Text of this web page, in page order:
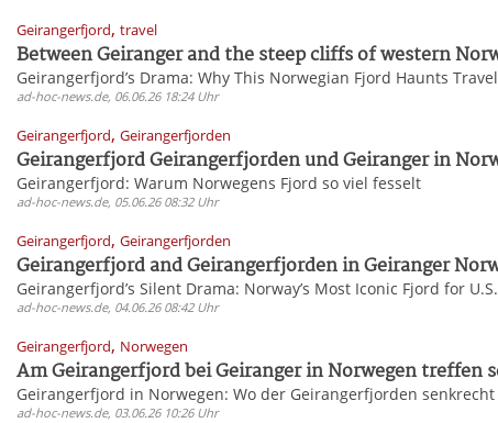
Geirangerfjord, travel
Between Geiranger and the steep cliffs of western
Geirangerfjord’s Drama: Why This Norwegian Fjord Haunts
ad-hoc-news.de, 06.06.26 18:24 Uhr
Geirangerfjord, Geirangerfjorden
Geirangerfjord Geirangerfjorden und Geiranger in
Geirangerfjord: Warum Norwegens Fjord so viel fesselt
ad-hoc-news.de, 05.06.26 08:32 Uhr
Geirangerfjord, Geirangerfjorden
Geirangerfjord and Geirangerfjorden in Geiranger
Geirangerfjord’s Silent Drama: Norway’s Most Iconic Fjord for
ad-hoc-news.de, 04.06.26 08:42 Uhr
Geirangerfjord, Norwegen
Am Geirangerfjord bei Geiranger in Norwegen treffen
Geirangerfjord in Norwegen: Wo der Geirangerfjorden
ad-hoc-news.de, 03.06.26 10:26 Uhr